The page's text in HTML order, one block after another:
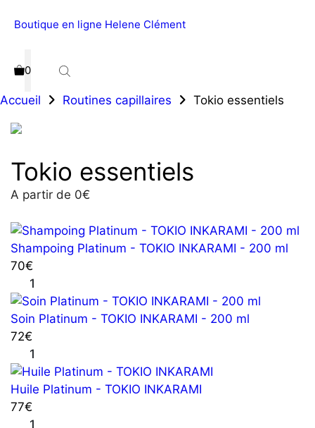
Boutique en ligne Helene Clément
0
Accueil Routines capillaires Tokio essentiels
Tokio essentiels
A partir de 0€
Shampoing Platinum - TOKIO INKARAMI - 200 ml
70€
quantité
de
Shampoing
Platinum
TOKIO
INKARAMI
Soin Platinum - TOKIO INKARAMI - 200 ml
72€
quantité
de
Soin
Platinum
Huile Platinum - TOKIO INKARAMI
77€
quantité